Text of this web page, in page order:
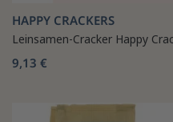
HAPPY CRACKERS
Leinsamen-Cracker Happy
9,13 €